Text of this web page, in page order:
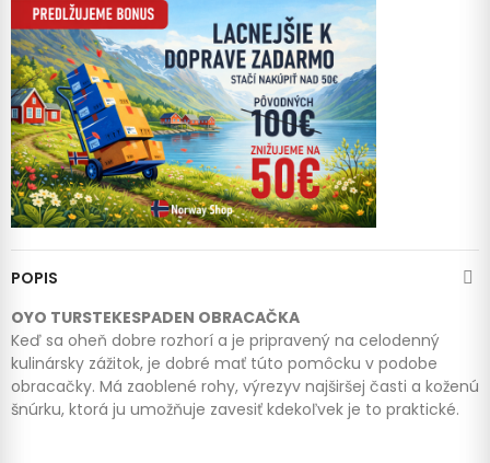
POPIS
OYO TURSTEKESPADEN OBRACAČKA
Keď sa oheň dobre rozhorí a je pripravený na celodenný
kulinársky zážitok, je dobré mať túto pomôcku v podobe
obracačky. Má zaoblené rohy, výrezyv najširšej časti a koženú
šnúrku, ktorá ju umožňuje zavesiť kdekoľvek je to praktické.